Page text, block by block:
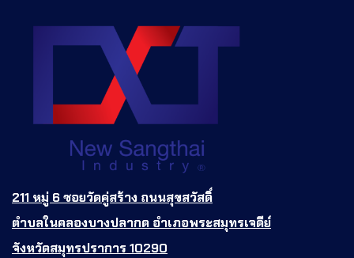
211 หมู่ 6 ซอยวัดคู่สร้าง ถนนสุขสวัสดิ์
ตำบลในคลองบางปลากด อำเภอพระสมุทรเจดีย์
จังหวัดสมุทรปราการ 10290